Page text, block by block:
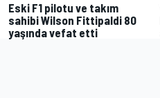
Eski F1 pilotu ve takım
sahibi Wilson Fittipaldi 80
yaşında vefat etti